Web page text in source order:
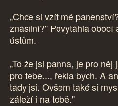
„Chce si vzít mé
znásilní?" Povytáhla obočí
ústům.
„To že jsi panna, je pro
pro tebe..., řekla bych. A
tady jsi. Ovšem také si
záleží i na tobě."